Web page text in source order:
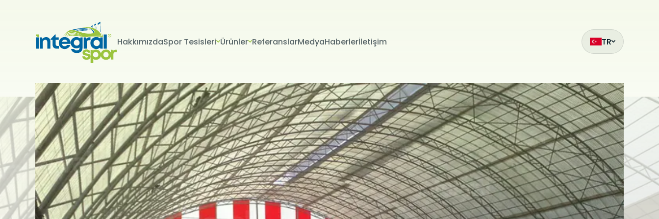
HakkımızdaSpor Tesisleri Ürünler ReferanslarMedyaHaberlerİletişim TR
adlandırılacaktır.) tarafından işletilen (www.alanadi.com) internet sitesini ziyaret
edenlerin gizliliğini korumak Kurumumuzun önde gelen ilkelerindendir. Bu Çerez
Kullanımı Politikası (“Politika”), tüm web sitesi ziyaretçilerimize ve kullanıcılarımıza hangi
tür çerezlerin hangi koşullarda kullanıldığını açıklamaktadır.
Çerezler, bilgisayarınız ya da mobil cihazınız üzerinden ziyaret ettiğiniz internet siteleri
tarafından cihazınıza veya ağ sunucusuna depolanan küçük metin dosyalarıdır.
Genellikle ziyaret ettiğiniz internet sitesini kullanmanız sırasında size kişiselleştirilmiş bir
deneyim sunmak, sunulan hizmetleri geliştirmek ve deneyiminizi iyileştirmek için
kullanılır ve bir internet sitesinde gezinirken kullanım kolaylığına katkıda bulunabilir. Çerez
kullanılmasını tercih etmezseniz tarayıcınızın ayarlarından Çerezleri silebilir ya da
engelleyebilirsiniz. Ancak bunun internet sitemizi kullanımınızı etkileyebileceğini
hatırlatmak isteriz. Tarayıcınızdan Çerez ayarlarınızı değiştirmediğiniz sürece bu sitede
çerez kullanımını kabul ettiğinizi varsayacağız.
Projeleri Tüm Projeler